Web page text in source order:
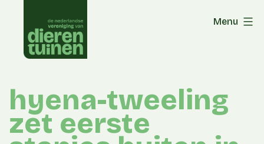
content
Menu
hyena-tweeling
zet eerste